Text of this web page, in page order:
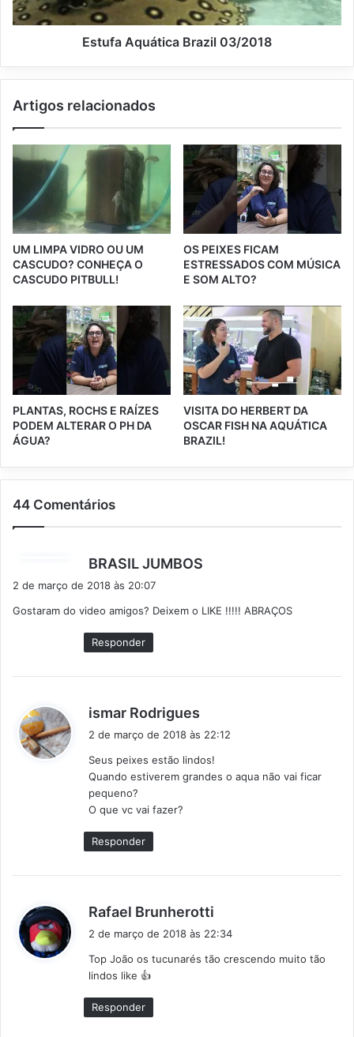
Estufa Aquática Brazil 03/2018
Artigos relacionados
UM LIMPA VIDRO OU UM
CASCUDO? CONHEÇA O
CASCUDO PITBULL!
OS PEIXES FICAM
ESTRESSADOS COM MÚSICA
E SOM ALTO?
PLANTAS, ROCHS E RAÍZES
PODEM ALTERAR O PH DA
ÁGUA?
VISITA DO HERBERT DA
OSCAR FISH NA AQUÁTICA
BRAZIL!
44 Comentários
BRASIL JUMBOS
s
2 de março de 2018 às 20:07
Gostaram do video amigos? Deixem o LIKE !!!!! ABRAÇOS
Responder
ismar Rodrigues
s
e
2 de março de 2018 às 22:12
Seus peixes estão lindos!
Quando estiverem grandes o aqua não vai ficar
pequeno?
O que vc vai fazer?
Responder
Rafael Brunherotti
s
2 de março de 2018 às 22:34
Top João os tucunarés tão crescendo muito tão
lindos like 👍
Responder